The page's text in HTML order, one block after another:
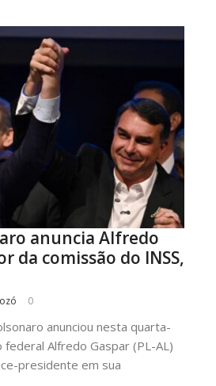
anuncia Alfredo
da comissão do INSS,
0
anunciou nesta quarta-
Alfredo Gaspar (PL-AL)
presidente em sua